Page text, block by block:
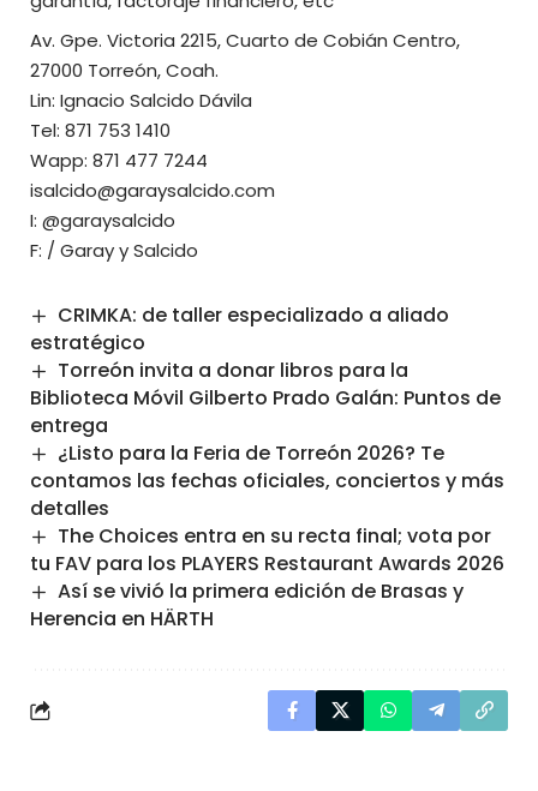
Av. Gpe. Victoria 2215, Cuarto de Cobián Centro,
27000 Torreón, Coah.
Lin: Ignacio Salcido Dávila
Tel: 871 753 1410
Wapp: 871 477 7244
isalcido@garaysalcido.com
I: @garaysalcido
F: /Garay y Salcido
CRIMKA: de taller especializado a aliado
estratégico
Torreón invita a donar libros para la
Biblioteca Móvil Gilberto Prado Galán: Puntos de
entrega
¿Listo para la Feria de Torreón 2026? Te
contamos las fechas oficiales, conciertos y más
detalles
The Choices entra en su recta final; vota por
tu FAV para los PLAYERS Restaurant Awards 2026
Así se vivió la primera edición de Brasas y
Herencia en HÄRTH